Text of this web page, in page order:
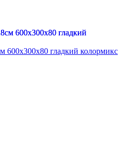
600х300х80 гладкий колормикс